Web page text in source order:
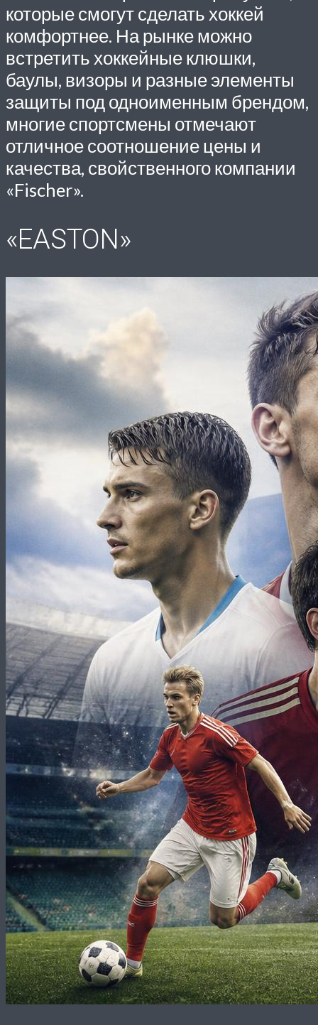
которые смогут сделать хоккей
комфортнее. На рынке можно
встретить хоккейные клюшки,
баулы, визоры и разные элементы
защиты под одноименным брендом,
многие спортсмены отмечают
отличное соотношение цены и
качества, свойственного компании
«Fischer».
«EASTON»